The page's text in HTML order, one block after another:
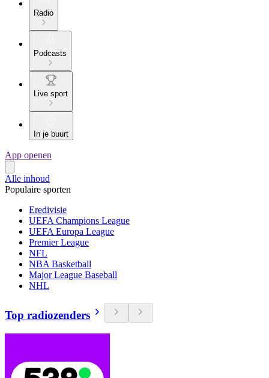
Radio
Podcasts
Live sport
In je buurt
App openen
Alle inhoud
Populaire sporten
Eredivisie
UEFA Champions League
UEFA Europa League
Premier League
NFL
NBA Basketball
Major League Baseball
NHL
Top radiozenders